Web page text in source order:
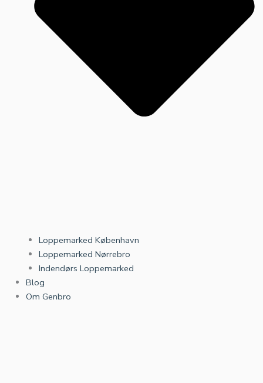
Loppemarked København
Loppemarked Nørrebro
Indendørs Loppemarked
Blog
Om Genbro